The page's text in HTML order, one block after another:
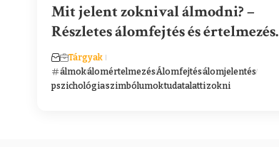
Mit jelent zoknival álmodni? –
Részletes álomfejtés és értelmezés.
Tárgyak
álmokálomértelmezésÁlomfejtésálomjelentés
pszichológiaszimbólumoktudatalattizokni